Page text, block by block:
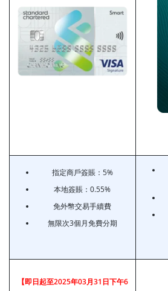
指定商戶簽賬：5%
本地簽賬：0.55%
免外幣交易手續費
無限次3個月免費分期
【即日起至2025年03月31日下午6